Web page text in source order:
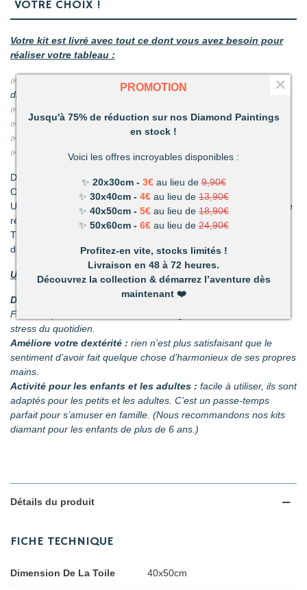
VOTRE CHOIX !
Votre kit est livré avec tout ce dont vous avez besoin pour
réaliser votre tableau :
✅ 1 toile adhésive comportant le diagramme à recouvrir de
diamants
✅ Les sachets de diamants
✅ 1 coupelle pour les diamants
✅ 1 stylo et sa colle
✅ 1 pince
Découvrez une activité unique à réaliser de ses propres mains.
C’est ludique, amusant et les résultats en valent la peine !
Un mélange de patience et de technique qui vous permettront de
réaliser de superbes tableaux.
Très vite vous vous apercevrez combien votre réalisation vous
deviendra précieuse.
Un loisir unique offrant de nombreux avantages :
Détente et relaxation :
La vie peut parfois être stressante.
Faites disparaître les tensions en divergeant votre attention du
stress du quotidien.
Améliore votre dextérité : rien n’est plus satisfaisant que le
sentiment d’avoir fait quelque chose d’harmonieux de ses propres
mains.
Activité pour les enfants et les adultes : facile à utiliser, ils sont
adaptés pour les petits et les adultes. C’est un passe-temps
parfait pour s’amuser en famille. (Nous recommandons nos kits
diamant pour les enfants de plus de 6 ans.)
Détails du produit
FICHE TECHNIQUE
Dimension De La Toile 40x50cm
PROMOTION
Jusqu'à 75% de réduction sur nos Diamond Paintings
en stock !
Voici les offres incroyables disponibles :
✨ 20x30cm - 3€au lieu de9,90€
✨ 30x40cm - 4€ au lieu de 13,90€
✨ 40x50cm - 5€ au lieu de18,90€
✨ 50x60cm - 6€ au lieu de 24,90€
Profitez-en vite, stocks limités !
Livraison en 48 à 72 heures.
Découvrez la collection & démarrez l’aventure dès
maintenant❤️
×